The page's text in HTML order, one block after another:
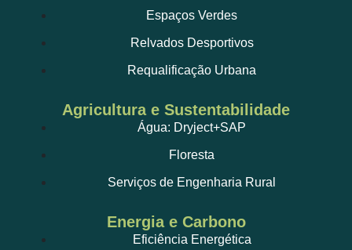
Espaços Verdes
Relvados Desportivos
Requalificação Urbana
Agricultura e Sustentabilidade
Água: Dryject+SAP
Floresta
Serviços de Engenharia Rural
Energia e Carbono
Eficiência Energética